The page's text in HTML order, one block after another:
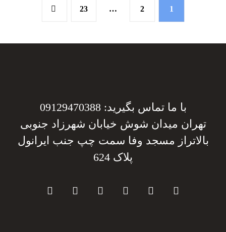
1
2
…
23
با ما تماس بگیرید: 09129470388
تهران میدان شوش خیابان شهرزاد جنوبی
بالاتراز مسجد وفا سمت چپ جنب ایرانول
پلاک 624